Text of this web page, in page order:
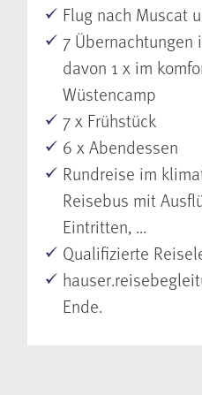
Flug nach Muscat
7 Übernachtungen
davon 1 x im
Wüstencamp
7 x Frühstück
6 x Abendessen
Rundreise im
Reisebus mit
Eintritten, ...
Qualifizierte
Ende.